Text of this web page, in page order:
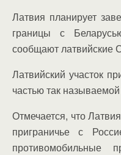
Латвия планирует
границы с
сообщают латвийские
Латвийский участок
частью так
Отмечается, что
приграничье с
противомобильные